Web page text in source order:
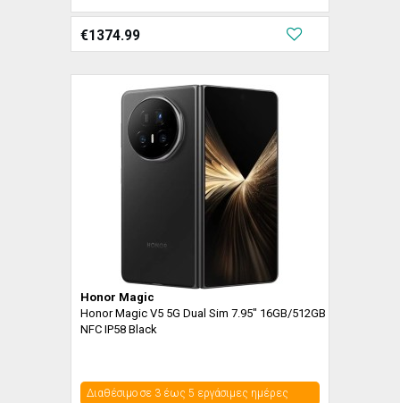
€1374.99
Honor Magic
Honor Magic V5 5G Dual Sim 7.95" 16GB/512GB
NFC IP58 Black
Διαθέσιμο σε 3 έως 5 εργάσιμες ημέρες